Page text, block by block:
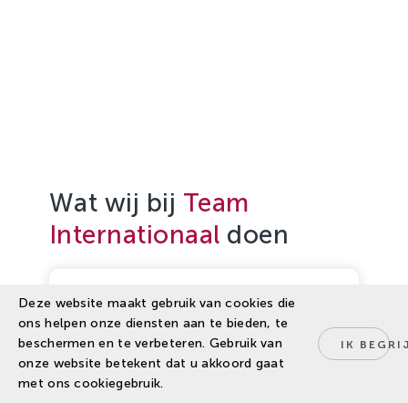
Wat wij bij Team
Internationaal doen
Onzespeerpunten
Demo- en trainingscentra
opzetten
Marktstudies en
Deze website maakt gebruik van cookies die
ons helpen onze diensten aan te bieden, te
beschermen en te verbeteren. Gebruik van
onze website betekent dat u akkoord gaat
met ons cookiegebruik.
IK